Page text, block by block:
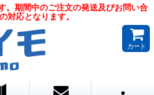
。期間中のご注文の発送及びお問い合
対応となります。
カート